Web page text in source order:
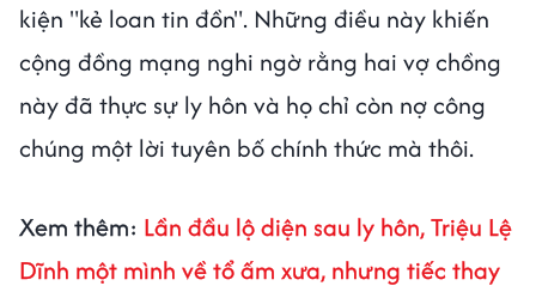
kiện "kẻ loan tin đồn". Những điều này khiến
cộng đồng mạng nghi ngờ rằng hai vợ chồng
này đã thực sự ly hôn và họ chỉ còn nợ công
chúng một lời tuyên bố chính thức mà thôi.
Xem thêm: Lần đầu lộ diện sau ly hôn, Triệu Lệ
Dĩnh một mình về tổ ấm xưa, nhưng tiếc thay